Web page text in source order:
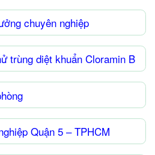
chuyên nghiệp
trùng diệt khuẩn Cloramin B
Quận 5 – TPHCM